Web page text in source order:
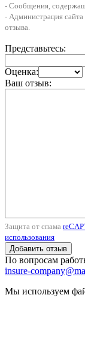
- Сообщения,
- Администрация сайта
отзыва.
Представьтесь:
Оценка:
Ваш отзыв:
Защита от спама
использования
По вопросам
insure-
Мы используем